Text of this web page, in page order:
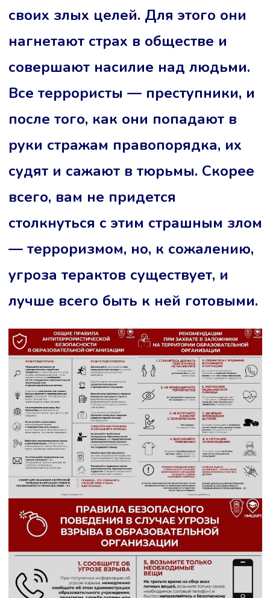
своих злых целей. Для этого они
нагнетают страх в обществе и
совершают насилие над людьми.
Все террористы — преступники, и
после того, как они попадают в
руки стражам правопорядка, их
судят и сажают в тюрьмы. Скорее
всего, вам не придется
столкнуться с этим страшным злом
— терроризмом, но, к сожалению,
угроза терактов существует, и
лучше всего быть к ней готовыми.